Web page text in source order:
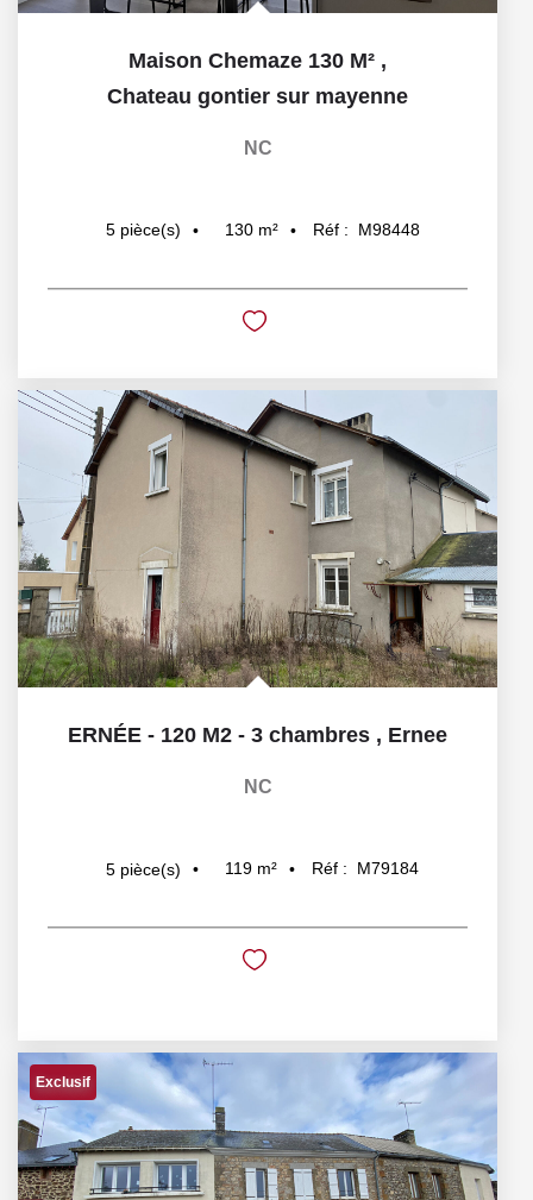
Maison Chemaze 130 M² ,
Chateau gontier sur mayenne
NC
5 pièce(s) 130 m² Réf : M98448
ERNÉE - 120 M2 - 3 chambres , Ernee
NC
5 pièce(s) 119 m² Réf : M79184
Exclusif